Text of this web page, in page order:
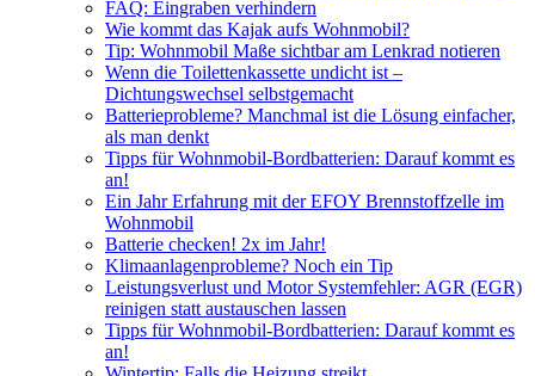
FAQ: Eingraben verhindern
Wie kommt das Kajak aufs Wohnmobil?
Tip: Wohnmobil Maße sichtbar am Lenkrad notieren
Wenn die Toilettenkassette undicht ist –
Dichtungswechsel selbstgemacht
Batterieprobleme? Manchmal ist die Lösung einfacher,
als man denkt
Tipps für Wohnmobil-Bordbatterien: Darauf kommt es
an!
Ein Jahr Erfahrung mit der EFOY Brennstoffzelle im
Wohnmobil
Batterie checken! 2x im Jahr!
Klimaanlagenprobleme? Noch ein Tip
Leistungsverlust und Motor Systemfehler: AGR (EGR)
reinigen statt austauschen lassen
Tipps für Wohnmobil-Bordbatterien: Darauf kommt es
an!